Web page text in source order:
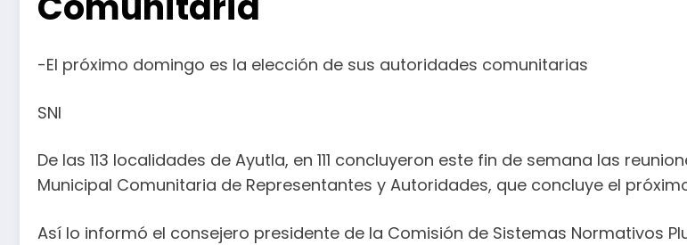
-El próximo domingo es la elección de sus autoridades comunitarias
SNI
De las 113 localidades de Ayutla, en 111 concluyeron este fin de semana las
Municipal Comunitaria de Representantes y Autoridades, que concluye el
Así lo informó el consejero presidente de la Comisión de Sistemas Normativos